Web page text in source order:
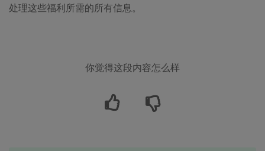
处理这些福利所需的所有信息。
你觉得这段内容怎么样